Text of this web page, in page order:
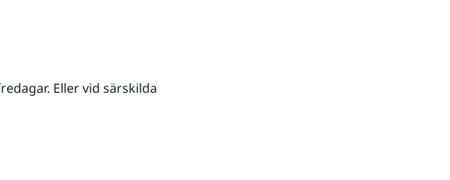
Eller vid särskilda